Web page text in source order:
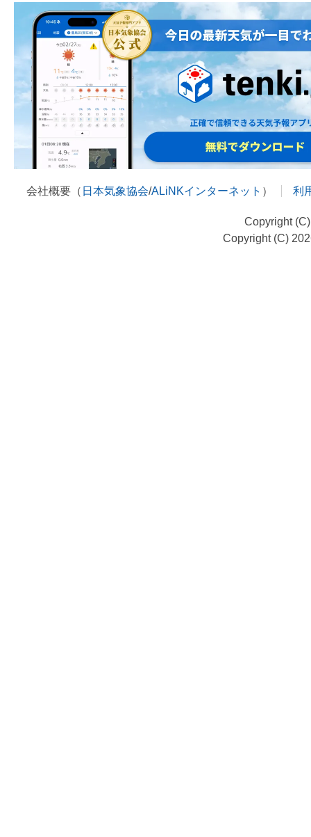
会社概要（ 日本気象協会/ALiNKインターネット ） 利
Copyright
Copyright (C)